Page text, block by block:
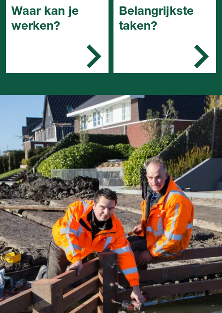
Waar kan je
werken?
Een bedrijf in de sector
overheidsinstanties en
Belangrijkste
taken?
Je bereidt het werk en
Je maakt
ze ook verwijderen
Je voert op kleine
schaal baggerwerk uit
Je verzorgt de
wegafzettingen
Je let op de kwaliteit,
de veiligheid en de
voorschriften.